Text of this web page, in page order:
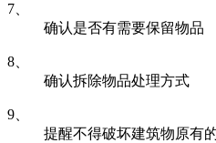
7、
确认是否有需要保留物品
8、
确认拆除物品处理方式
9、
提醒不得破坏建筑物原有